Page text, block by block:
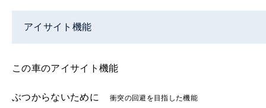
アイサイト機能
この車のアイサイト機能
ぶつからないために 衝突の回避を目指した機能